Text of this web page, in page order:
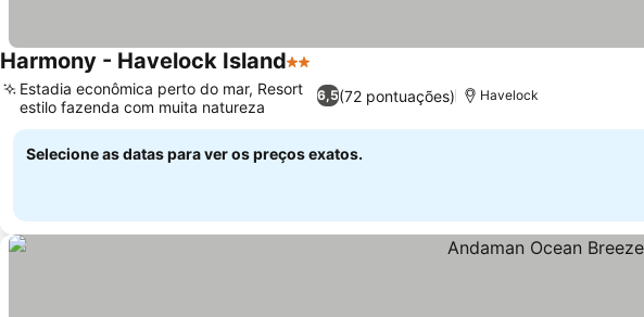
Harmony - Havelock Island2 Estrelas
6,5(72 pontuações)
Estadia econômica perto do mar, Resort
estilo fazenda com muita natureza
Havelock
Selecione as datas para ver os preços exatos.